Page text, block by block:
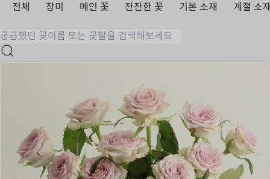
전체 장미 메인 꽃 잔잔한 꽃 기본 소재 계절 소